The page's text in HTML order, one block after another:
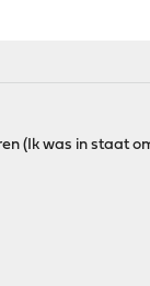
(Ik was in staat